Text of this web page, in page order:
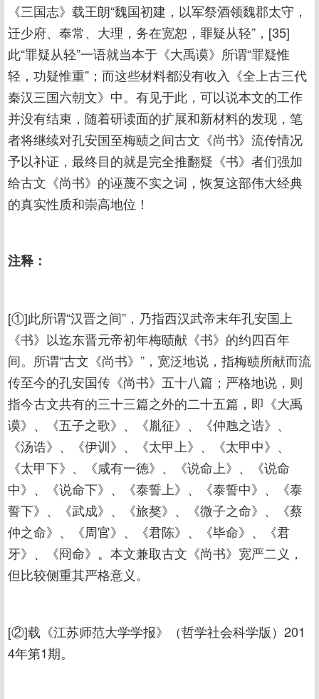
《三国志》载王朗“魏国初建，以军祭酒领魏郡太守，
迁少府、奉常、大理，务在宽恕，罪疑从轻”，[35]
此“罪疑从轻”一语就当本于《大禹谟》所谓“罪疑惟
轻，功疑惟重”；而这些材料都没有收入《全上古三代
秦汉三国六朝文》中。有见于此，可以说本文的工作
并没有结束，随着研读面的扩展和新材料的发现，笔
者将继续对孔安国至梅赜之间古文《尚书》流传情况
予以补证，最终目的就是完全推翻疑《书》者们强加
给古文《尚书》的诬蔑不实之词，恢复这部伟大经典
的真实性质和崇高地位！
注释：
[①]此所谓“汉晋之间”，乃指西汉武帝末年孔安国上
《书》以迄东晋元帝初年梅赜献《书》的约四百年
间。所谓“古文《尚书》”，宽泛地说，指梅赜所献而流
传至今的孔安国传《尚书》五十八篇；严格地说，则
指今古文共有的三十三篇之外的二十五篇，即《大禹
谟》、《五子之歌》、《胤征》、《仲虺之诰》、
《汤诰》、《伊训》、《太甲上》、《太甲中》、
《太甲下》、《咸有一德》、《说命上》、《说命
中》、《说命下》、《泰誓上》、《泰誓中》、《泰
誓下》、《武成》、《旅獒》、《微子之命》、《蔡
仲之命》、《周官》、《君陈》、《毕命》、《君
牙》、《冏命》。本文兼取古文《尚书》宽严二义，
但比较侧重其严格意义。
[②]载《江苏师范大学学报》（哲学社会科学版）201
4年第1期。